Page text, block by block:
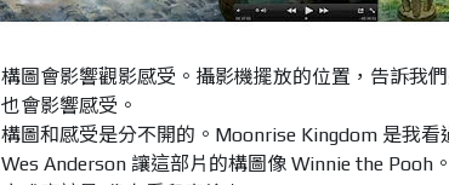
構圖會影響觀影感受。攝影機擺放的位置，告訴我
也會影響感受。
構圖和感受是分不開的。Moonrise Kingdom 是我看
Wes Anderson 讓這部片的構圖像 Winnie the Pooh